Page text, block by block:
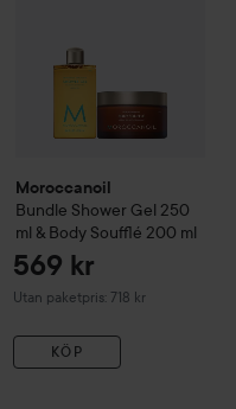
Moroccanoil
Bundle Shower Gel 250
ml & Body Soufflé 200 ml
569 kr
Utan paketpris: 718 kr
KÖP